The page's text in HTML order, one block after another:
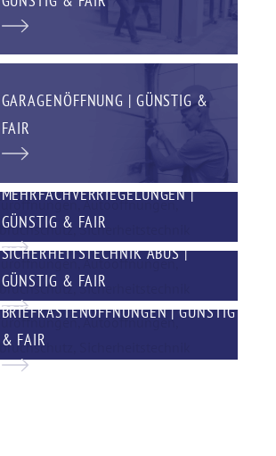
GARAGENÖFFNUNG | GÜNSTIG &
FAIR
MEHRFACHVERRIEGELUNGEN |
GÜNSTIG & FAIR
SICHERHEITSTECHNIK ABUS |
GÜNSTIG & FAIR
BRIEFKASTENÖFFNUNGEN | GÜNSTIG
& FAIR